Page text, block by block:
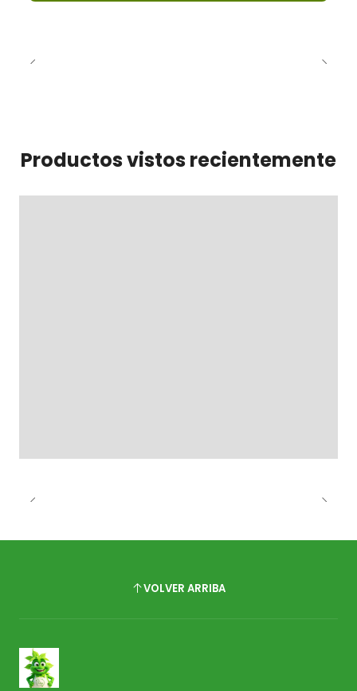
Productos vistos recientemente
VOLVER ARRIBA